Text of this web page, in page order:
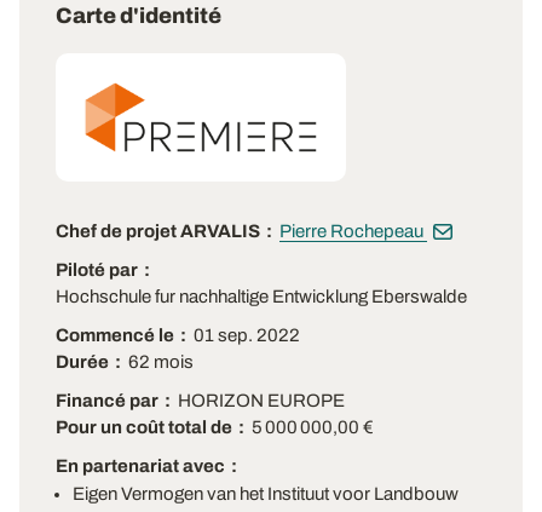
Carte d'identité
Chef de projet ARVALIS
Pierre Rochepeau
Piloté par
Hochschule fur nachhaltige Entwicklung Eberswalde
Commencé le
01 sep. 2022
Durée
62 mois
Financé par
HORIZON EUROPE
Pour un coût total de
5 000 000,00 €
En partenariat avec
Eigen Vermogen van het Instituut voor Landbouw